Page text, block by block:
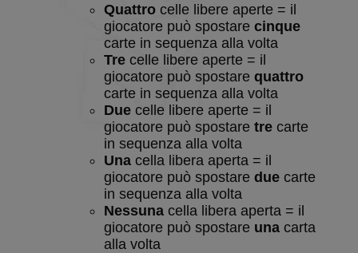
Quattrocelle libere aperte = il
giocatore può spostare cinque
carte in sequenza alla volta
Trecelle libere aperte = il
giocatore può spostare quattro
carte in sequenza alla volta
Duecelle libere aperte = il
giocatore può spostare trecarte
in sequenza alla volta
Unacella libera aperta = il
giocatore può spostare duecarte
in sequenza alla volta
Nessunacella libera aperta = il
giocatore può spostare unacarta
alla volta